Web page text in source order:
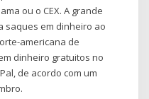
ou o CEX. A grande
saques em dinheiro ao
americana de
dinheiro gratuitos no
de acordo com um